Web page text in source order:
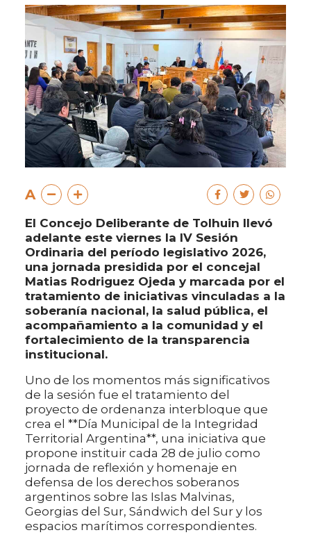
A
El Concejo Deliberante de Tolhuin llevó
adelante este viernes la IV Sesión
Ordinaria del período legislativo 2026,
una jornada presidida por el concejal
Matias Rodriguez Ojeda y marcada por el
tratamiento de iniciativas vinculadas a la
soberanía nacional, la salud pública, el
acompañamiento a la comunidad y el
fortalecimiento de la transparencia
institucional.
Uno de los momentos más significativos
de la sesión fue el tratamiento del
proyecto de ordenanza interbloque que
crea el **Día Municipal de la Integridad
Territorial Argentina**, una iniciativa que
propone instituir cada 28 de julio como
jornada de reflexión y homenaje en
defensa de los derechos soberanos
argentinos sobre las Islas Malvinas,
Georgias del Sur, Sándwich del Sur y los
espacios marítimos correspondientes.